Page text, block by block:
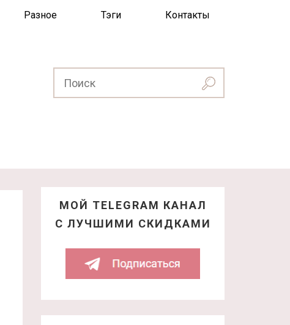
Разное Тэги Контакты
МОЙ TELEGRAM КАНАЛ
С ЛУЧШИМИ СКИДКАМИ